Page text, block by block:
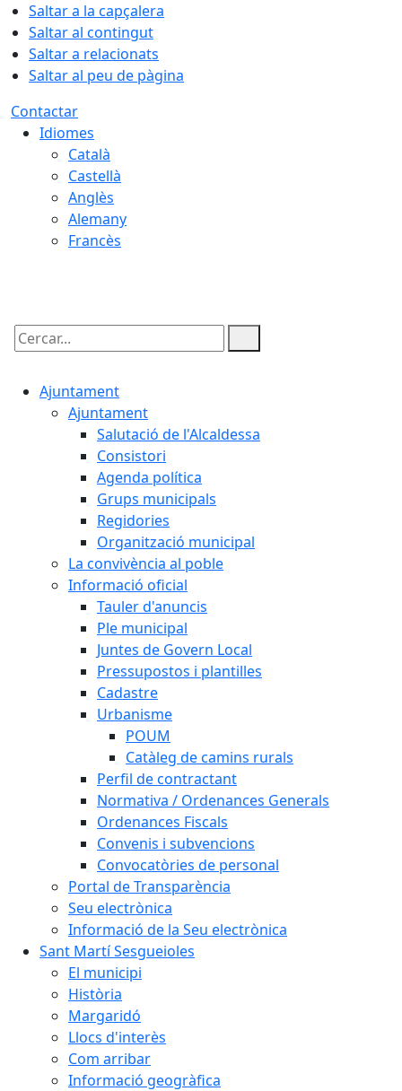
Saltar a la capçalera
Saltar al contingut
Saltar a relacionats
Saltar al peu de pàgina
Contactar
Idiomes
Català
Castellà
Anglès
Alemany
Francès
Cercar:
Ajuntament
Ajuntament
Salutació de l'Alcaldessa
Consistori
Agenda política
Grups municipals
Regidories
Organització municipal
La convivència al poble
Informació oficial
Tauler d'anuncis
Ple municipal
Juntes de Govern Local
Pressupostos i plantilles
Cadastre
Urbanisme
POUM
Catàleg de camins rurals
Perfil de contractant
Normativa / Ordenances Generals
Ordenances Fiscals
Convenis i subvencions
Convocatòries de personal
Portal de Transparència
Seu electrònica
Informació de la Seu electrònica
Sant Martí Sesgueioles
El municipi
Història
Margaridó
Llocs d'interès
Com arribar
Informació geogràfica